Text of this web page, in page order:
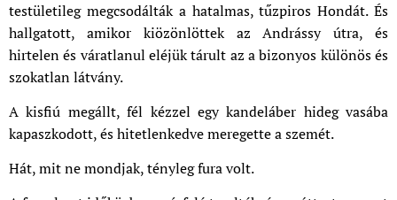
testületileg megcsodálták a hatalmas, tűzpiros Hondát. És
hallgatott, amikor kiözönlöttek az Andrássy útra, és
hirtelen és váratlanul eléjük tárult az a bizonyos különös és
szokatlan látvány.
A kisfiú megállt, fél kézzel egy kandeláber hideg vasába
kapaszkodott, és hitetlenkedve meregette a szemét.
Hát, mit ne mondjak, tényleg fura volt.